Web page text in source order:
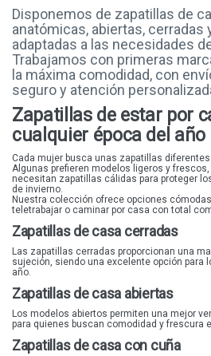
XQSI
KONP@S
AZAREY
BARBU2
PICCADILLY
SLOOK
AMARPIES
LEYLAND
D'ANGELA
NICOBOCO
GARZÓN
FLEX'IS
FANNY VALERO
PATRIZIA AZZI
Disponemos de zapatillas de
anatómicas, abiertas, cerradas
adaptadas a las necesidades
Trabajamos con primeras
la máxima comodidad, con
seguro y atención
Zapatillas de estar por
cualquier época del año
Cada mujer busca unas zapatillas
Algunas prefieren modelos ligeros y
necesitan zapatillas cálidas para proteger
de invierno.
Nuestra colección ofrece opciones
teletrabajar o caminar por casa con total
Zapatillas de casa cerradas
Las zapatillas cerradas proporcionan una
sujeción, siendo una excelente opción para
año.
Zapatillas de casa abiertas
Los modelos abiertos permiten una mejor
para quienes buscan comodidad y frescura
Zapatillas de casa con cuña